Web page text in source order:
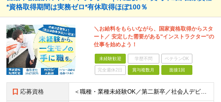
*資格取得期間は実務ゼロ*有休取得ほぼ100％
＼お給料をもらいながら、国家資格取得からスタ
ート／ 安定した需要がある"インストラクター"の
仕事を始めよう！
未経験歓迎 学歴不問 ベテランOK
完全週休2日 賞与複数月 面接1回
応募資格 ＜職種・業種未経験OK／第二新卒／社会人デビューも歓迎＞ ★高卒以上 ★普通自動車運転免許をお持ちの方（AT限定可） ━━━━━━━━━━━━━━━━━━━ ★運転が上手である必要はありません！★